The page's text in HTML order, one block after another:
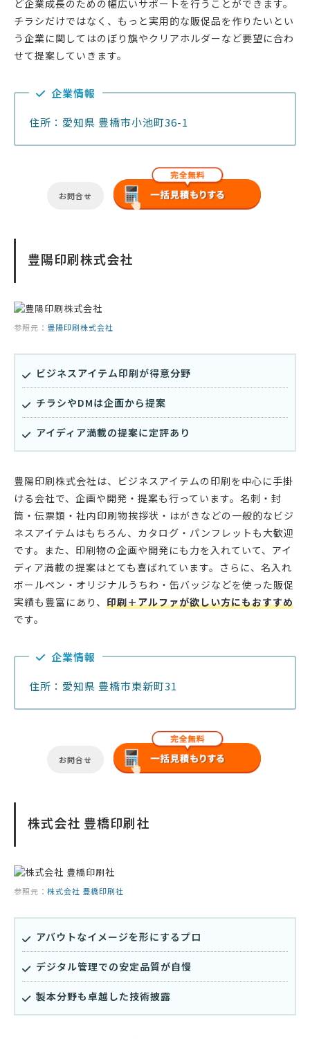
ど企業成長のための幅広いサポートを行うことができます。
チラシだけではなく、もっと実用的な販促品を作りたいとい
う企業に関してはのぼり旗やクリアホルダーなど要望に合わ
せて提案していきます。
企業情報
住所：愛知県 豊橋市小池町36-1
お問合せ
豊陽印刷株式会社
参照元： 豊陽印刷株式会社
ビジネスアイテム印刷が得意分野
チラシやDMは企画から提案
アイディア満載の提案に定評あり
豊陽印刷株式会社は、ビジネスアイテムの印刷を中心に手掛
ける会社で、企画や開発・提案も行っています。名刺・封
筒・伝票類・社内印刷物挨拶状・はがきなどの一般的なビジ
ネスアイテムはもちろん、カタログ・パンフレットも大歓迎
です。また、印刷物の企画や開発にも力を入れていて、アイ
ディア満載の提案はとても喜ばれています。さらに、名入れ
ボールペン・オリジナルうちわ・缶バッジなどを使った販促
実績も豊富にあり、 印刷＋アルファが欲しい方にもおすすめ
です。
企業情報
住所：愛知県 豊橋市東新町31
お問合せ
株式会社 豊橋印刷社
参照元： 株式会社 豊橋印刷社
アバウトなイメージを形にするプロ
デジタル管理での安定品質が自慢
製本分野も卓越した技術披露